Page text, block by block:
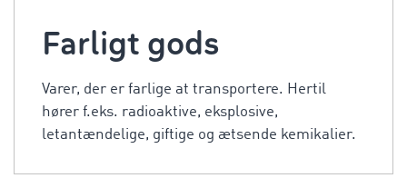
Farligt gods
Varer, der er farlige at transportere. Hertil
hører f.eks. radioaktive, eksplosive,
letantændelige, giftige og ætsende kemikalier.